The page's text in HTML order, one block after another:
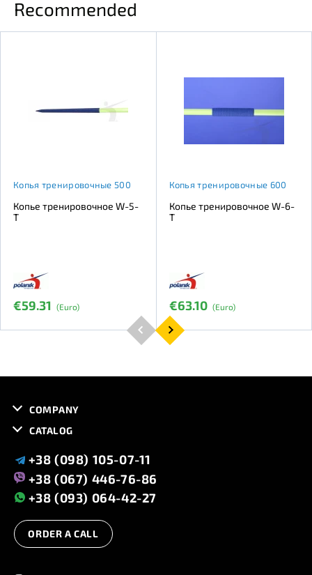
Recommended
Копья тренировочные 500
Копье тренировочное W-5-
Т
€59.31 (Euro)
Копья тренировочные 600
Копье тренировочное W-6-
T
€63.10 (Euro)
COMPANY
CATALOG
+38 (098) 105-07-11
+38 (067) 446-76-86
+38 (093) 064-42-27
ORDER A CALL